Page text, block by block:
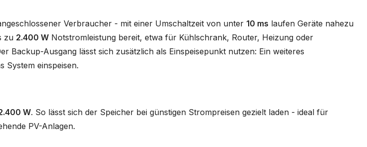
Verbraucher - mit einer Umschaltzeit von unter 10 ms laufen Geräte nahezu
zu 2.400 W Notstromleistung bereit, etwa für Kühlschrank, Router, Heizung oder
Backup-Ausgang lässt sich zusätzlich als Einspeisepunkt nutzen: Ein weiteres
System einspeisen.
W. So lässt sich der Speicher bei günstigen Strompreisen gezielt laden - ideal für
PV-Anlagen.